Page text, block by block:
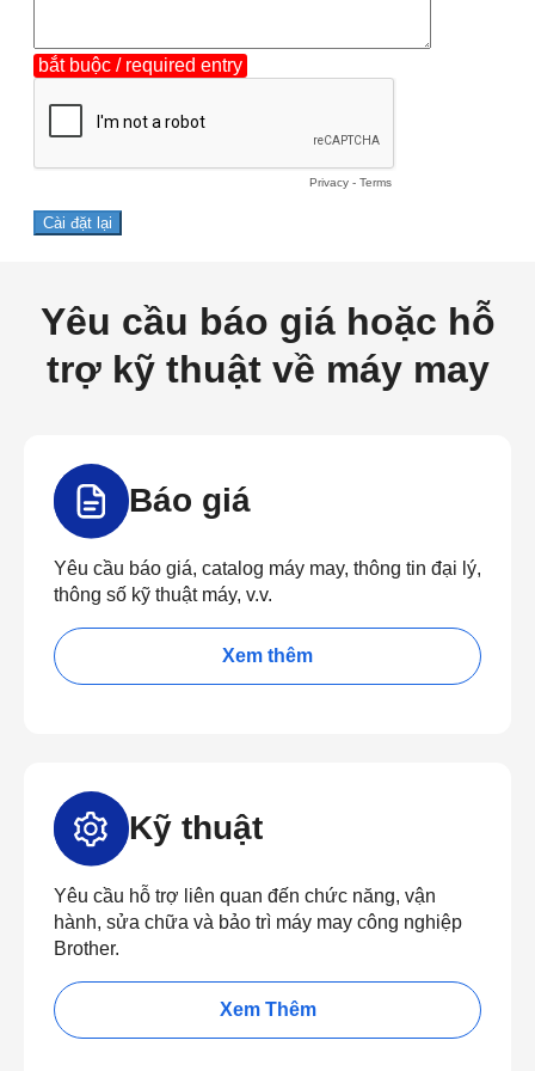
Yêu cầu báo giá hoặc hỗ
trợ kỹ thuật về máy may
Báo giá
Yêu cầu báo giá, catalog máy may, thông tin đại lý,
thông số kỹ thuật máy, v.v.
Xem thêm
Kỹ thuật
Yêu cầu hỗ trợ liên quan đến chức năng, vận
hành, sửa chữa và bảo trì máy may công nghiệp
Brother.
Xem Thêm